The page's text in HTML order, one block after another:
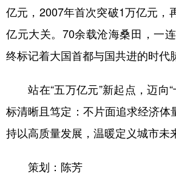
亿元，2007年首次突破1万亿元，
亿元大关。70余载沧海桑田，一
终标记着大国首都与国共进的时代
站在“五万亿元”新起点，迈向“
标清晰且笃定：不片面追求经济体
持以高质量发展，温暖定义城市未来
策划：陈芳